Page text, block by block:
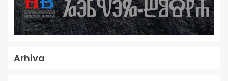
Arhiva